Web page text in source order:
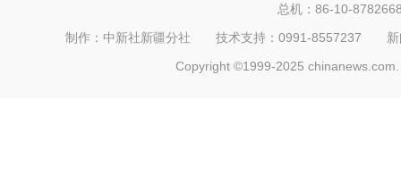
总机：86-10-
制作：中新社新疆分社 技术支持：0991-8557237
Copyright ©1999-2025